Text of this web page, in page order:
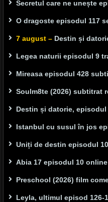
Secretul care ne unește
O dragoste episodul 117
7 august – Destin și
Legea naturii episodul 9
Mireasa episodul 428
Soulm8te (2026) subtitrat
Destin și datorie,
Istanbul cu susul în jos
Uniți de destin episodul
Abia 17 episodul 10
Preschool (2026) film
Leyla, ultimul episod 126-